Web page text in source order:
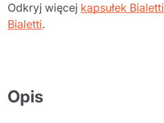
Odkryj więcej kapsułek Bialetti
Bialetti.
Opis